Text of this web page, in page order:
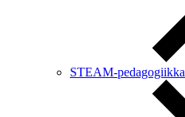
STEAM-pedagogiikka